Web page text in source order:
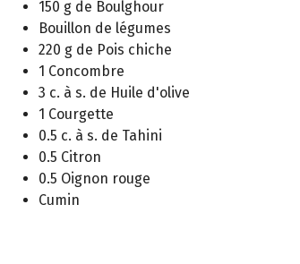
150 g de Boulghour
Bouillon de légumes
220 g de Pois chiche
1 Concombre
3 c. à s. de Huile d'olive
1 Courgette
0.5 c. à s. de Tahini
0.5 Citron
0.5 Oignon rouge
Cumin